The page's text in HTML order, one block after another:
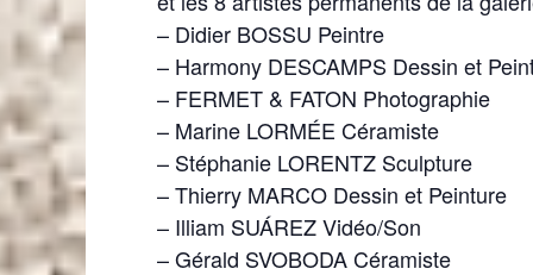
– Didier BOSSU Peintre
– Harmony DESCAMPS Dessin et
– FERMET & FATON Photographie
– Marine LORMÉE Céramiste
– Stéphanie LORENTZ Sculpture
– Thierry MARCO Dessin et Peinture
– Illiam SUÁREZ Vidéo/Son
– Gérald SVOBODA Céramiste